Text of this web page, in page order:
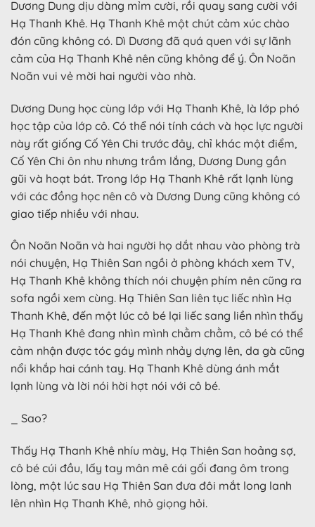
Dương Dung dịu dàng mỉm cười, rồi quay sang cười với
Hạ Thanh Khê. Hạ Thanh Khê một chút cảm xúc chào
đón cũng không có. Dì Dương đã quá quen với sự lãnh
cảm của Hạ Thanh Khê nên cũng không để ý. Ôn Noãn
Noãn vui vẻ mời hai người vào nhà.
Dương Dung học cùng lớp với Hạ Thanh Khê, là lớp phó
học tập của lớp cô. Có thể nói tính cách và học lực người
này rất giống Cố Yên Chi trước đây, chỉ khác một điểm,
Cố Yên Chi ôn nhu nhưng trầm lắng, Dương Dung gần
gũi và hoạt bát. Trong lớp Hạ Thanh Khê rất lạnh lùng
với các đồng học nên cô và Dương Dung cũng không có
giao tiếp nhiều với nhau.
Ôn Noãn Noãn và hai người họ dắt nhau vào phòng trà
nói chuyện, Hạ Thiên San ngồi ở phòng khách xem TV,
Hạ Thanh Khê không thích nói chuyện phím nên cũng ra
sofa ngồi xem cùng. Hạ Thiên San liên tục liếc nhìn Hạ
Thanh Khê, đến một lúc cô bé lại liếc sang liền nhìn thấy
Hạ Thanh Khê đang nhìn mình chằm chằm, cô bé có thể
cảm nhận được tóc gáy mình nhảy dựng lên, da gà cũng
nổi khắp hai cánh tay. Hạ Thanh Khê dùng ánh mắt
lạnh lùng và lời nói hời hợt nói với cô bé.
_ Sao?
Thấy Hạ Thanh Khê nhíu mày, Hạ Thiên San hoảng sợ,
cô bé cúi đầu, lấy tay mân mê cái gối đang ôm trong
lòng, một lúc sau Hạ Thiên San đưa đôi mắt long lanh
lên nhìn Hạ Thanh Khê, nhỏ giọng hỏi.